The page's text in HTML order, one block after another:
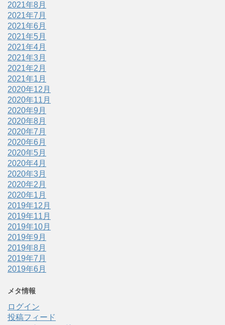
2021年8月
2021年7月
2021年6月
2021年5月
2021年4月
2021年3月
2021年2月
2021年1月
2020年12月
2020年11月
2020年9月
2020年8月
2020年7月
2020年6月
2020年5月
2020年4月
2020年3月
2020年2月
2020年1月
2019年12月
2019年11月
2019年10月
2019年9月
2019年8月
2019年7月
2019年6月
メタ情報
ログイン
投稿フィード